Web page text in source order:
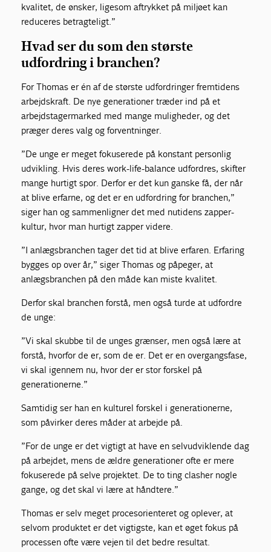
kvalitet, de ønsker, ligesom aftrykket på miljøet kan
reduceres betragteligt.”
Hvad ser du som den største
udfordring i branchen?
For Thomas er én af de største udfordringer fremtidens
arbejdskraft. De nye generationer træder ind på et
arbejdstagermarked med mange muligheder, og det
præger deres valg og forventninger.
”De unge er meget fokuserede på konstant personlig
udvikling. Hvis deres work-life-balance udfordres, skifter
mange hurtigt spor. Derfor er det kun ganske få, der når
at blive erfarne, og det er en udfordring for branchen,”
siger han og sammenligner det med nutidens zapper-
kultur, hvor man hurtigt zapper videre.
”I anlægsbranchen tager det tid at blive erfaren. Erfaring
bygges op over år,” siger Thomas og påpeger, at
anlægsbranchen på den måde kan miste kvalitet.
Derfor skal branchen forstå, men også turde at udfordre
de unge:
”Vi skal skubbe til de unges grænser, men også lære at
forstå, hvorfor de er, som de er. Det er en overgangsfase,
vi skal igennem nu, hvor der er stor forskel på
generationerne.”
Samtidig ser han en kulturel forskel i generationerne,
som påvirker deres måder at arbejde på.
”For de unge er det vigtigt at have en selvudviklende dag
på arbejdet, mens de ældre generationer ofte er mere
fokuserede på selve projektet. De to ting clasher nogle
gange, og det skal vi lære at håndtere.”
Thomas er selv meget procesorienteret og oplever, at
selvom produktet er det vigtigste, kan et øget fokus på
processen ofte være vejen til det bedre resultat.